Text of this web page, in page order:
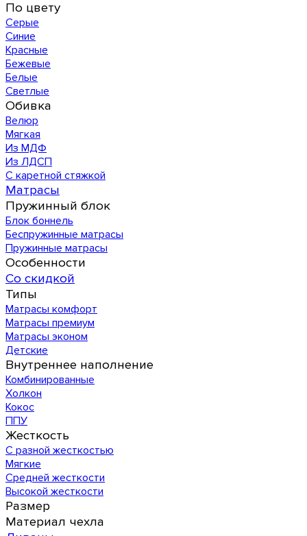
По цвету
Серые
Синие
Красные
Бежевые
Белые
Светлые
Обивка
Велюр
Мягкая
Из МДФ
Из ЛДСП
С каретной стяжкой
Матрасы
Пружинный блок
Блок боннель
Беспружинные матрасы
Пружинные матрасы
Особенности
Со скидкой
Типы
Матрасы комфорт
Матрасы премиум
Матрасы эконом
Детские
Внутреннее наполнение
Комбинированные
Холкон
Кокос
ППУ
Жесткость
С разной жесткостью
Мягкие
Средней жесткости
Высокой жесткости
Размер
Материал чехла